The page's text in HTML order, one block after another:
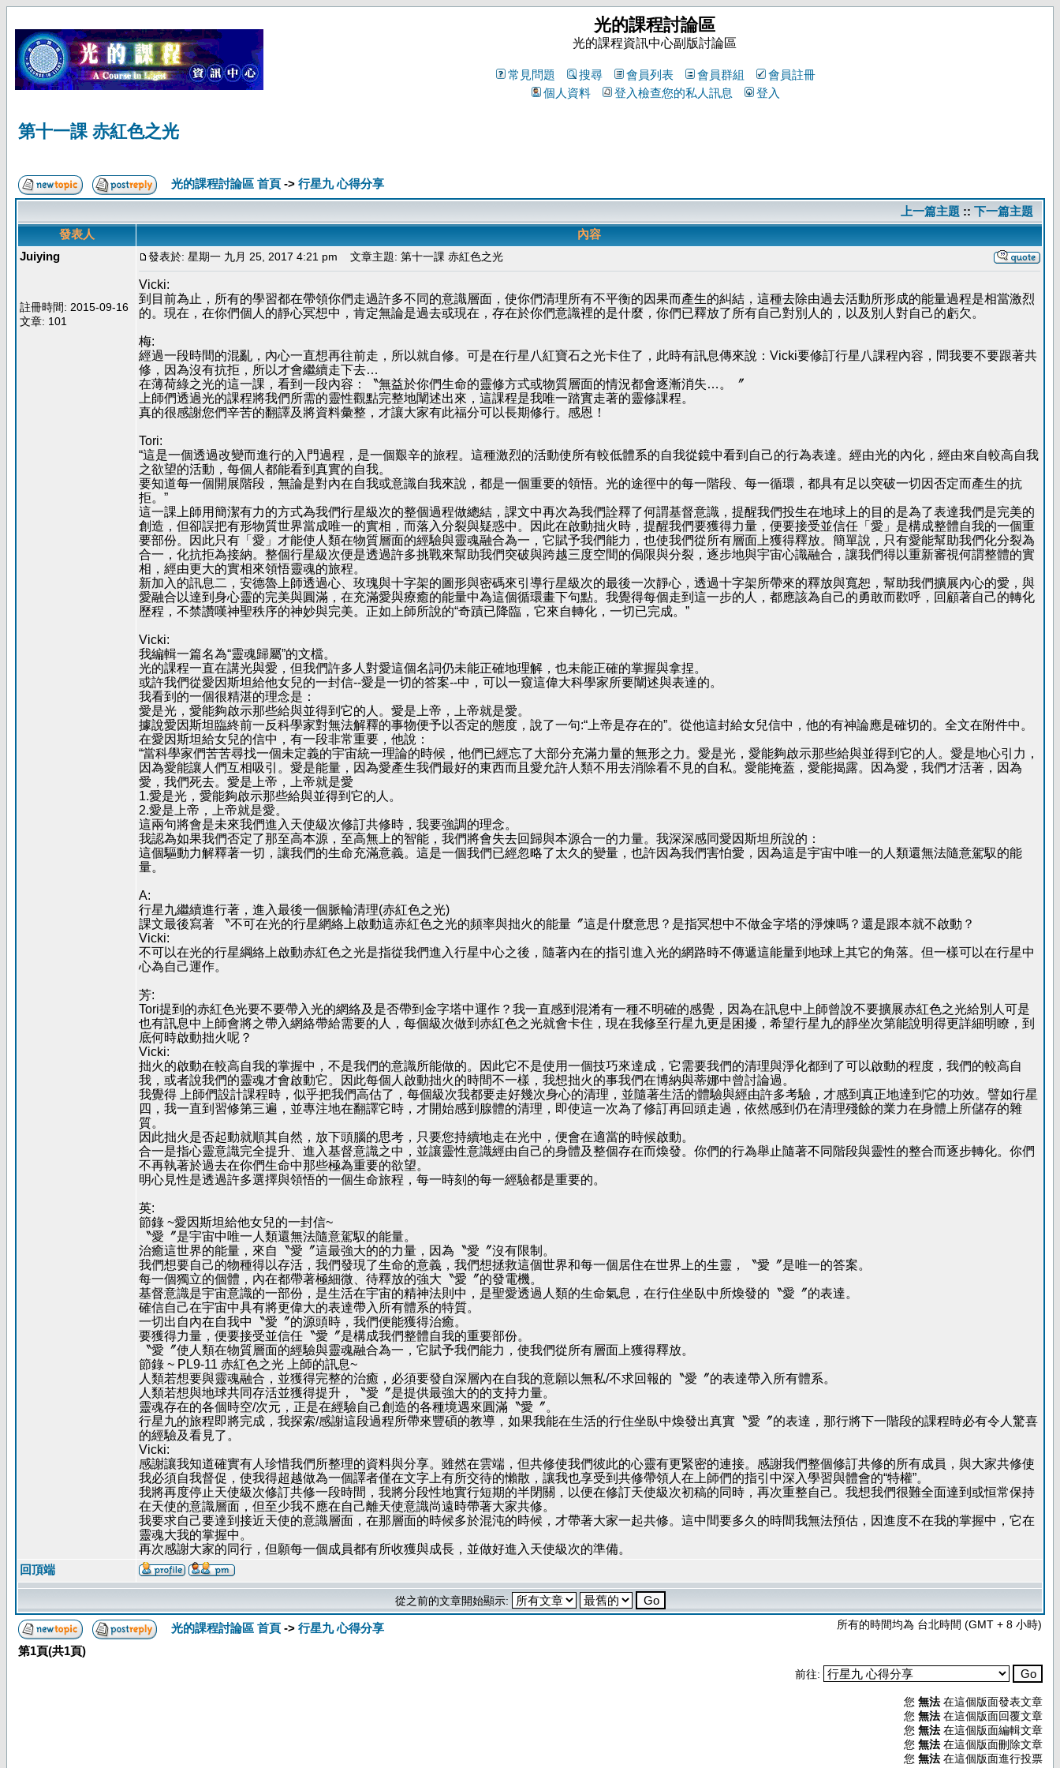
光的課程討論區
光的課程資訊中心副版討論區
常見問題 搜尋 會員列表 會員群組
會員註冊
個人資料
登入檢查您的私人訊息 登入
第十一課 赤紅色之光
光的課程討論區 首頁 -> 行星九 心得分享
上一篇主題 :: 下一篇主題
發表人
內容
Juiying
註冊時間: 2015-09-16
文章: 101
發表於: 星期一 九月 25, 2017 4:21 pm 文章主題: 第十一課 赤紅色之光
Vicki:
到目前為止，所有的學習都在帶領你們走過許多不同的意識層面，使你們清理所有不平衡的因果而產生的糾結，這種去除由過去活動所形成的能量過程是相當激烈
的。現在，在你們個人的靜心冥想中，肯定無論是過去或現在，存在於你們意識裡的是什麼，你們已釋放了所有自己對別人的，以及別人對自己的虧欠。
梅:
經過一段時間的混亂，內心一直想再往前走，所以就自修。可是在行星八紅寶石之光卡住了，此時有訊息傳來說：Vicki要修訂行星八課程內容，問我要不要跟著共
修，因為沒有抗拒，所以才會繼續走下去…
在薄荷綠之光的這一課，看到一段內容：〝無益於你們生命的靈修方式或物質層面的情況都會逐漸消失…。〞
上師們透過光的課程將我們所需的靈性觀點完整地闡述出來，這課程是我唯一踏實走著的靈修課程。
真的很感謝您們辛苦的翻譯及將資料彙整，才讓大家有此福分可以長期修行。感恩！
Tori:
“這是一個透過改變而進行的入門過程，是一個艱辛的旅程。這種激烈的活動使所有較低體系的自我從鏡中看到自己的行為表達。經由光的內化，經由來自較高自我
之欲望的活動，每個人都能看到真實的自我。
要知道每一個開展階段，無論是對內在自我或意識自我來說，都是一個重要的領悟。光的途徑中的每一階段、每一循環，都具有足以突破一切因否定而產生的抗
拒。”
這一課上師用簡潔有力的方式為我們行星級次的整個過程做總結，課文中再次為我們詮釋了何謂基督意識，提醒我們投生在地球上的目的是為了表達我們是完美的
創造，但卻誤把有形物質世界當成唯一的實相，而落入分裂與疑惑中。因此在啟動拙火時，提醒我們要獲得力量，便要接受並信任「愛」是構成整體自我的一個重
要部份。因此只有「愛」才能使人類在物質層面的經驗與靈魂融合為一，它賦予我們能力，也使我們從所有層面上獲得釋放。簡單說，只有愛能幫助我們化分裂為
合一，化抗拒為接納。整個行星級次便是透過許多挑戰來幫助我們突破與跨越三度空間的侷限與分裂，逐步地與宇宙心識融合，讓我們得以重新審視何謂整體的實
相，經由更大的實相來領悟靈魂的旅程。
新加入的訊息二，安德魯上師透過心、玫瑰與十字架的圖形與密碼來引導行星級次的最後一次靜心，透過十字架所帶來的釋放與寬恕，幫助我們擴展內心的愛，與
愛融合以達到身心靈的完美與圓滿，在充滿愛與療癒的能量中為這個循環畫下句點。我覺得每個走到這一步的人，都應該為自己的勇敢而歡呼，回顧著自己的轉化
歷程，不禁讚嘆神聖秩序的神妙與完美。正如上師所說的“奇蹟已降臨，它來自轉化，一切已完成。”
Vicki:
我編輯一篇名為“靈魂歸屬”的文檔。
光的課程一直在講光與愛，但我們許多人對愛這個名詞仍未能正確地理解，也未能正確的掌握與拿捏。
或許我們從愛因斯坦給他女兒的一封信--愛是一切的答案--中，可以一窺這偉大科學家所要闡述與表達的。
我看到的一個很精湛的理念是：
愛是光，愛能夠啟示那些給與並得到它的人。愛是上帝，上帝就是愛。
據說愛因斯坦臨終前一反科學家對無法解釋的事物便予以否定的態度，說了一句:“上帝是存在的”。從他這封給女兒信中，他的有神論應是確切的。全文在附件中。
在愛因斯坦給女兒的信中，有一段非常重要，他說：
“當科學家們苦苦尋找一個未定義的宇宙統一理論的時候，他們已經忘了大部分充滿力量的無形之力。愛是光，愛能夠啟示那些給與並得到它的人。愛是地心引力，
因為愛能讓人們互相吸引。愛是能量，因為愛產生我們最好的東西而且愛允許人類不用去消除看不見的自私。愛能掩蓋，愛能揭露。因為愛，我們才活著，因為
愛，我們死去。愛是上帝，上帝就是愛
1.愛是光，愛能夠啟示那些給與並得到它的人。
2.愛是上帝，上帝就是愛。
這兩句將會是未來我們進入天使級次修訂共修時，我要強調的理念。
我認為如果我們否定了那至高本源，至高無上的智能，我們將會失去回歸與本源合一的力量。我深深感同愛因斯坦所說的：
這個驅動力解釋著一切，讓我們的生命充滿意義。這是一個我們已經忽略了太久的變量，也許因為我們害怕愛，因為這是宇宙中唯一的人類還無法隨意駕馭的能
量。
A:
行星九繼續進行著，進入最後一個脈輪清理(赤紅色之光)
課文最後寫著 〝不可在光的行星網絡上啟動這赤紅色之光的頻率與拙火的能量〞這是什麼意思？是指冥想中不做金字塔的淨煉嗎？還是跟本就不啟動？
Vicki:
不可以在光的行星綱絡上啟動赤紅色之光是指從我們進入行星中心之後，隨著內在的指引進入光的網路時不傳遞這能量到地球上其它的角落。但一樣可以在行星中
心為自己運作。
芳:
Tori提到的赤紅色光要不要帶入光的網絡及是否帶到金字塔中運作？我一直感到混淆有一種不明確的感覺，因為在訊息中上師曾說不要擴展赤紅色之光給別人可是
也有訊息中上師會將之帶入網絡帶給需要的人，每個級次做到赤紅色之光就會卡住，現在我修至行星九更是困擾，希望行星九的靜坐次第能說明得更詳細明瞭，到
底何時啟動拙火呢？
Vicki:
拙火的啟動在較高自我的掌握中，不是我們的意識所能做的。因此它不是使用一個技巧來達成，它需要我們的清理與淨化都到了可以啟動的程度，我們的較高自
我，或者說我們的靈魂才會啟動它。因此每個人啟動拙火的時間不一樣，我想拙火的事我們在博納與蒂娜中曾討論過。
我覺得 上師們設計課程時，似乎把我們高估了，每個級次我都要走好幾次身心的清理，並隨著生活的體驗與經由許多考驗，才感到真正地達到它的功效。譬如行星
四，我一直到習修第三遍，並專注地在翻譯它時，才開始感到腺體的清理，即使這一次為了修訂再回頭走過，依然感到仍在清理殘餘的業力在身體上所儲存的雜
質。
因此拙火是否起動就順其自然，放下頭腦的思考，只要您持續地走在光中，便會在適當的時候啟動。
合一是指心靈意識完全提升、進入基督意識之中，並讓靈性意識經由自己的身體及整個存在而煥發。你們的行為舉止隨著不同階段與靈性的整合而逐步轉化。你們
不再執著於過去在你們生命中那些極為重要的欲望。
明心見性是透過許多選擇與領悟的一個生命旅程，每一時刻的每一經驗都是重要的。
英:
節錄 ~愛因斯坦給他女兒的一封信~
〝愛〞是宇宙中唯一人類還無法隨意駕馭的能量。
治癒這世界的能量，來自〝愛〞這最強大的的力量，因為〝愛〞沒有限制。
我們想要自己的物種得以存活，我們發現了生命的意義，我們想拯救這個世界和每一個居住在世界上的生靈，〝愛〞是唯一的答案。
每一個獨立的個體，內在都帶著極細微、待釋放的強大〝愛〞的發電機。
基督意識是宇宙意識的一部份，是生活在宇宙的精神法則中，是聖愛透過人類的生命氣息，在行住坐臥中所煥發的〝愛〞的表達。
確信自己在宇宙中具有將更偉大的表達帶入所有體系的特質。
一切出自內在自我中〝愛〞的源頭時，我們便能獲得治癒。
要獲得力量，便要接受並信任〝愛〞是構成我們整體自我的重要部份。
〝愛〞使人類在物質層面的經驗與靈魂融合為一，它賦予我們能力，使我們從所有層面上獲得釋放。
節錄 ~ PL9-11 赤紅色之光 上師的訊息~
人類若想要與靈魂融合，並獲得完整的治癒，必須要發自深層內在自我的意願以無私/不求回報的〝愛〞的表達帶入所有體系。
人類若想與地球共同存活並獲得提升，〝愛〞是提供最強大的的支持力量。
靈魂存在的各個時空/次元，正是在經驗自己創造的各種境遇來圓滿〝愛〞。
行星九的旅程即將完成，我探索/感謝這段過程所帶來豐碩的教導，如果我能在生活的行住坐臥中煥發出真實〝愛〞的表達，那行將下一階段的課程時必有令人驚喜
的經驗及看見了。
Vicki:
感謝讓我知道確實有人珍惜我們所整理的資料與分享。雖然在雲端，但共修使我們彼此的心靈有更緊密的連接。感謝我們整個修訂共修的所有成員，與大家共修使
我必須自我督促，使我得超越做為一個譯者僅在文字上有所交待的懶散，讓我也享受到共修帶領人在上師們的指引中深入學習與體會的“特權”。
我將再度停止天使級次修訂共修一段時間，我將分段性地實行短期的半閉關，以便在修訂天使級次初稿的同時，再次重整自己。我想我們很難全面達到或恒常保持
在天使的意識層面，但至少我不應在自己離天使意識尚遠時帶著大家共修。
我要求自己要達到接近天使的意識層面，在那層面的時候多於混沌的時候，才帶著大家一起共修。這中間要多久的時間我無法預估，因進度不在我的掌握中，它在
靈魂大我的掌握中。
再次感謝大家的同行，但願每一個成員都有所收獲與成長，並做好進入天使級次的準備。
回頂端
從之前的文章開始顯示:
光的課程討論區 首頁 -> 行星九 心得分享 所有的時間均為 台北時間 (GMT + 8 小時)
第1頁(共1頁)
前往:
您 無法 在這個版面發表文章
您 無法 在這個版面回覆文章
您 無法 在這個版面編輯文章
您 無法 在這個版面刪除文章
您 無法 在這個版面進行投票